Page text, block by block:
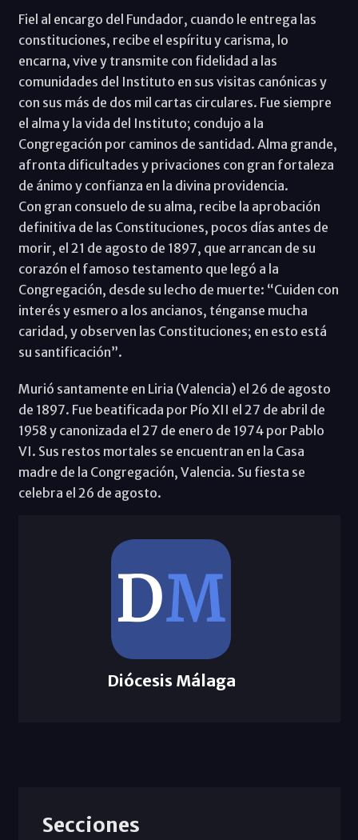
Fiel al encargo del Fundador, cuando le entrega las
constituciones, recibe el espíritu y carisma, lo
encarna, vive y transmite con fidelidad a las
comunidades del Instituto en sus visitas canónicas y
con sus más de dos mil cartas circulares. Fue siempre
el alma y la vida del Instituto; condujo a la
Congregación por caminos de santidad. Alma grande,
afronta dificultades y privaciones con gran fortaleza
de ánimo y confianza en la divina providencia.
Con gran consuelo de su alma, recibe la aprobación
definitiva de las Constituciones, pocos días antes de
morir, el 21 de agosto de 1897, que arrancan de su
corazón el famoso testamento que legó a la
Congregación, desde su lecho de muerte: “Cuiden con
interés y esmero a los ancianos, ténganse mucha
caridad, y observen las Constituciones; en esto está
su santificación”.
Murió santamente en Liria (Valencia) el 26 de agosto
de 1897. Fue beatificada por Pío XII el 27 de abril de
1958 y canonizada el 27 de enero de 1974 por Pablo
VI. Sus restos mortales se encuentran en la Casa
madre de la Congregación, Valencia. Su fiesta se
celebra el 26 de agosto.
Diócesis Málaga
Secciones